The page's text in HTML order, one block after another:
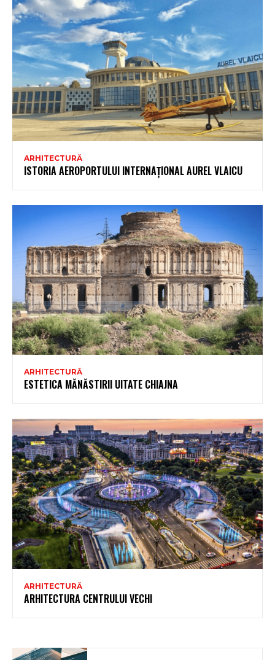
ARHITECTURĂ
ISTORIA AEROPORTULUI INTERNAȚIONAL AUREL VLAICU
ARHITECTURĂ
ESTETICA MĂNĂSTIRII UITATE CHIAJNA
ARHITECTURĂ
ARHITECTURA CENTRULUI VECHI